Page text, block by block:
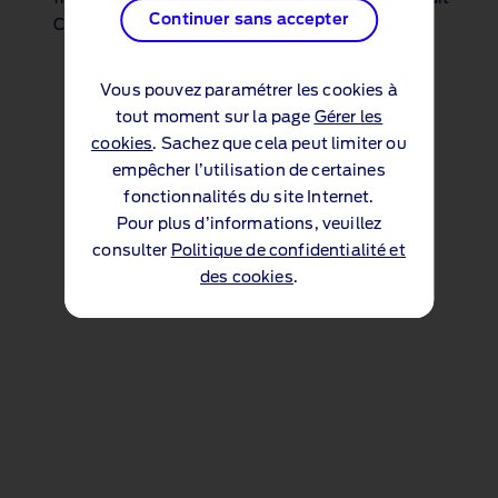
Continuer sans accepter
Vous pouvez paramétrer les cookies à
tout moment sur la page Gérer les
cookies. Sachez que cela peut limiter ou
empêcher l’utilisation de certaines
fonctionnalités du site Internet.
Pour plus d’informations, veuillez
consulter Politique de confidentialité et
des cookies.
Continuer sans accepter
Vous pouvez paramétrer les cookies à
tout moment sur la page Gérer les
cookies. Sachez que cela peut limiter ou
empêcher l’utilisation de certaines
fonctionnalités du site Internet.
Pour plus d’informations, veuillez
consulter Politique de confidentialité et
des cookies.
Classique et Location avec option d'achat